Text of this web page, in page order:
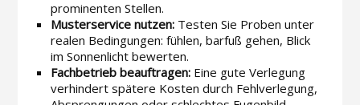
prominenten Stellen.
Musterservice nutzen:Testen Sie Proben unter
realen Bedingungen: fühlen, barfuß gehen, Blick
im Sonnenlicht bewerten.
Fachbetrieb beauftragen:Eine gute Verlegung
verhindert spätere Kosten durch Fehlverlegung,